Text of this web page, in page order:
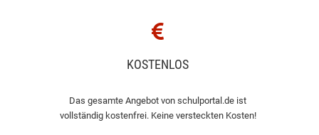
KOSTENLOS
Das gesamte Angebot von schulportal.de ist
vollständig kostenfrei. Keine versteckten Kosten!